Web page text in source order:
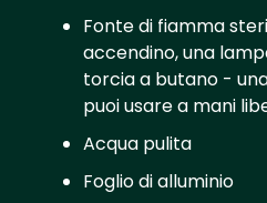
Fonte di fiamma
accendino, una
torcia a butano -
puoi usare a mani
Acqua pulita
Foglio di alluminio